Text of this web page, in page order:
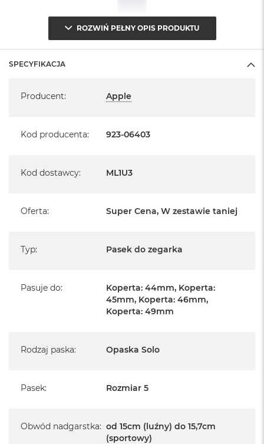
M
a
o
5
c
r
c
o
r
ROZWIŃ PEŁNY OPIS PRODUKTU
SPECYFIKACJA
Producent: Apple
Kod producenta: 923-06403
Kod dostawcy: ML1U3
Oferta: Super Cena, W zestawie taniej
Typ: Pasek do zegarka
Pasuje do:
Koperta: 44mm, Koperta:
45mm, Koperta: 46mm,
Koperta: 49mm
Rodzaj paska: Opaska Solo
Pasek: Rozmiar 5
Obwód nadgarstka: od 15cm (luźny) do 15,7cm
(sportowy)